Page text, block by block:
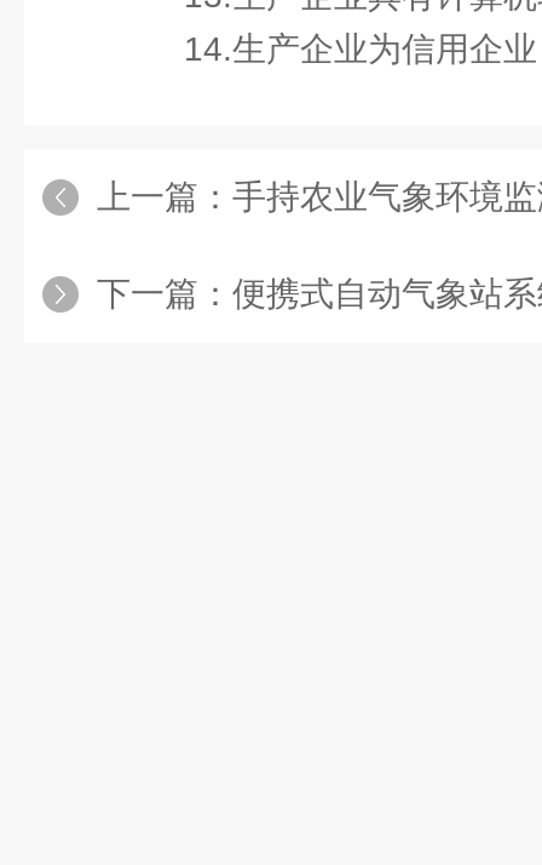
14.生产企业为信用企业
上一篇： 手持农业气象环境监测仪-
下一篇： 便携式自动气象站系统-一款低